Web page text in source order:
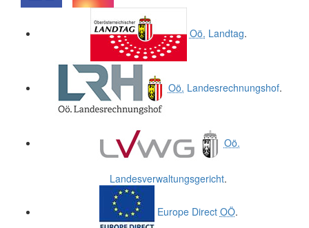
Oö. Landtag.
Oö. Landesrechnungshof.
Oö.
Landesverwaltungsgericht.
Europe Direct OÖ.